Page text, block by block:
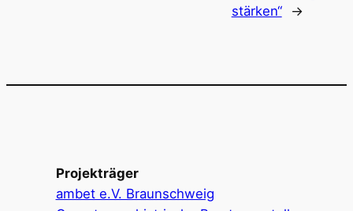
stärken“
→
Projekträger
ambet e.V. Braunschweig